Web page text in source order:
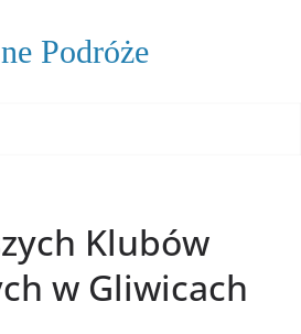
Podróże
Klubów
w Gliwicach